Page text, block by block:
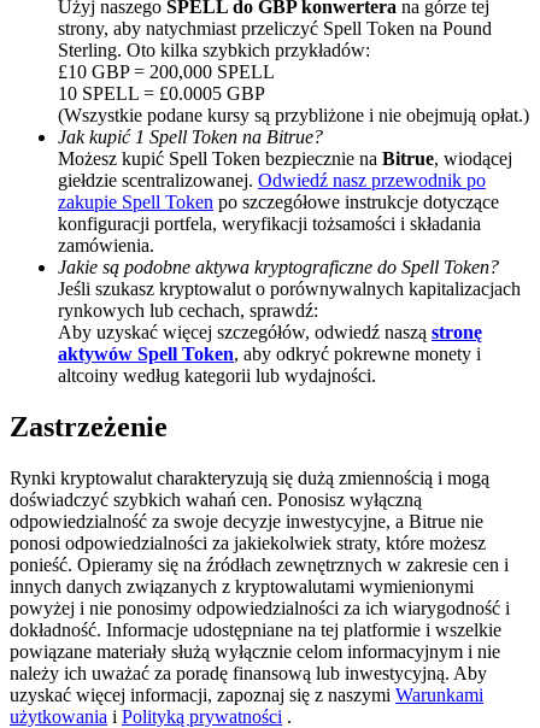
BTC Welcome Rewards
Deposit & Trade BTC to Share 25000 USDT prize pool!
Deposit CASHCAT & Win
Exclusive for BitMart Users
Register & Trade to Win 500,000 USDT
Precious Metals Trading Carnival
Trade Gold & Silver · 33,333 USDT Bonus
Użyj naszego SPELL do GBP konwertera na górze tej
strony, aby natychmiast przeliczyć Spell Token na Pound
Sterling. Oto kilka szybkich przykładów:
£10 GBP = 200,000 SPELL
10 SPELL = £0.0005 GBP
(Wszystkie podane kursy są przybliżone i nie obejmują opłat.)
Jak kupić 1 Spell Token na Bitrue?
Możesz kupić Spell Token bezpiecznie na Bitrue, wiodącej
giełdzie scentralizowanej. Odwiedź nasz przewodnik po
zakupie Spell Token po szczegółowe instrukcje dotyczące
konfiguracji portfela, weryfikacji tożsamości i składania
zamówienia.
Jakie są podobne aktywa kryptograficzne do Spell Token?
Jeśli szukasz kryptowalut o porównywalnych kapitalizacjach
rynkowych lub cechach, sprawdź:
Aby uzyskać więcej szczegółów, odwiedź naszą stronę
aktywów Spell Token, aby odkryć pokrewne monety i
altcoiny według kategorii lub wydajności.
Zastrzeżenie
Rynki kryptowalut charakteryzują się dużą zmiennością i mogą
doświadczyć szybkich wahań cen. Ponosisz wyłączną
odpowiedzialność za swoje decyzje inwestycyjne, a Bitrue nie
ponosi odpowiedzialności za jakiekolwiek straty, które możesz
ponieść. Opieramy się na źródłach zewnętrznych w zakresie cen i
innych danych związanych z kryptowalutami wymienionymi
powyżej i nie ponosimy odpowiedzialności za ich wiarygodność i
dokładność. Informacje udostępniane na tej platformie i wszelkie
powiązane materiały służą wyłącznie celom informacyjnym i nie
należy ich uważać za poradę finansową lub inwestycyjną. Aby
uzyskać więcej informacji, zapoznaj się z naszymi Warunkami
użytkowania i Polityką prywatności .